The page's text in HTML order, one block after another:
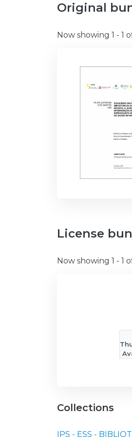
Original
Now showing 1 - 1
License
Now showing 1 - 1
Collections
IPS - ESS -